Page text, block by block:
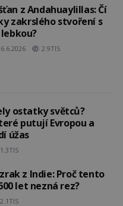
z Andahuaylillas: Čí
zakrslého stvoření s
2.9TIS
ostatky světců?
putují Evropou a
úžas
1.3TIS
z Indie: Proč tento
let nezná rez?
2.1TIS